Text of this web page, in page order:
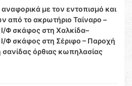
με τον εντοπισμό και
από το ακρωτήριο Ταίναρο –
Φ σκάφος στη Χαλκίδα–
Φ σκάφος στη Σέριφο – Παροχή
σανίδας όρθιας κωπηλασίας